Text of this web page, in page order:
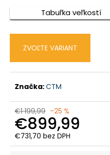
Tabuľka veľkostí
ZVOĽTE VARIANT
Značka:CTM
€1 199,99 –25 %
€899,99
€731,70 bez DPH
Jednotková
č
a
CTM
PRO
29
GALAKTICKÁ
FIALOVÁ
/